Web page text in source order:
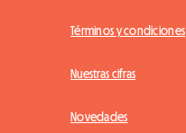
Términos y condiciones
Nuestras cifras
Novedades